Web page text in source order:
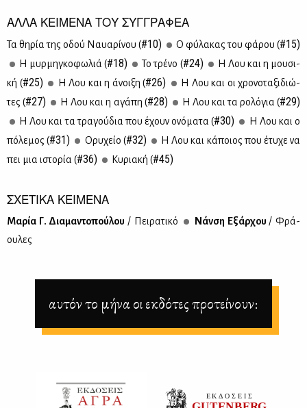
ΑΛΛΑ ΚΕΙΜΕΝΑ ΤΟΥ ΣΥΓΓΡΑΦΕΑ
Τα θη­ρία της οδού Ναυα­ρί­νου (#10) Ο φύ­λα­κας του φά­ρου (#15)
Η μυρ­μη­γκο­φω­λιά (#18) Το τρέ­νο (#24)
Η Λου και η μου­σι­
κή (#25) Η Λου και η άνοι­ξη (#26)
Η Λου και οι χρο­νο­τα­ξι­διώ­
τες (#27) Η Λου και η αγά­πη (#28) Η Λου και τα ρο­λό­για (#29)
Η Λου και τα τρα­γού­δια που έχουν ονό­μα­τα (#30)
Η Λου και ο
πό­λε­μος (#31) Ορυ­χείο (#32)
Η Λου και κά­ποιος που έτυ­χε να
πει μια ιστο­ρία (#36) Κυ­ρια­κή (#45)
ΣΧΕΤΙΚΑ ΚΕΙΜΕΝΑ
Μα­ρία Γ. Δια­μα­ντο­πού­λου / Πει­ρα­τι­κό Νάν­ση Εξάρ­χου/ Φρά­
ου­λες
αυτόν το μήνα οι εκδότες προτείνουν: